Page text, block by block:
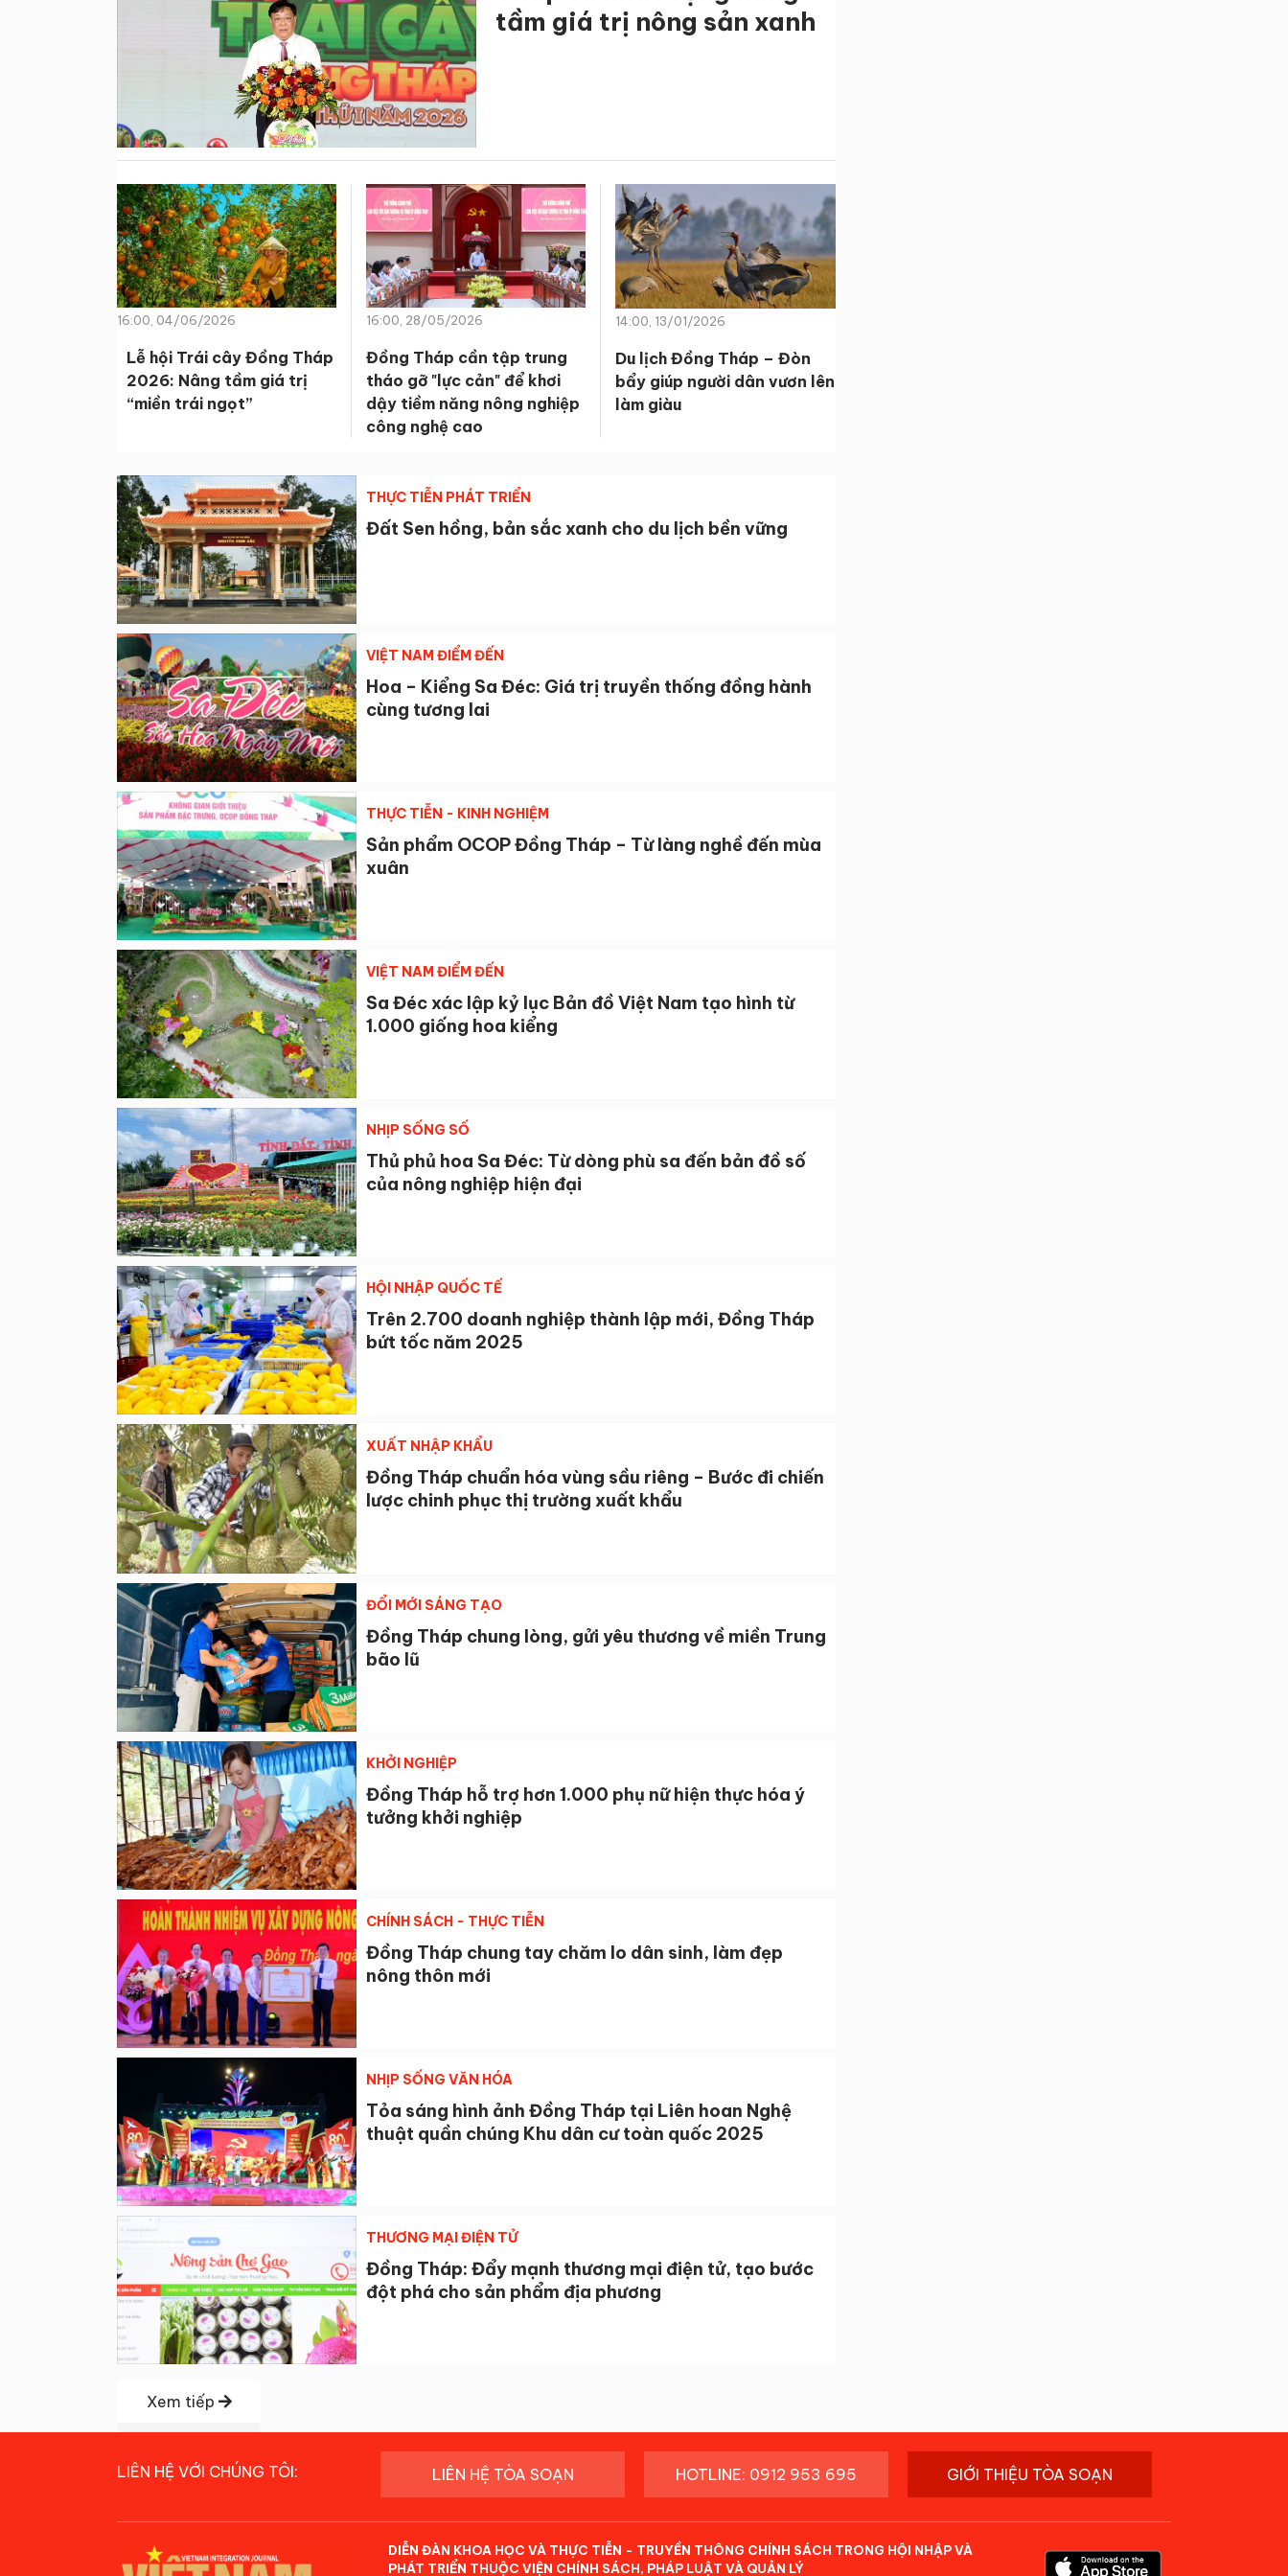
tầm giá trị nông sản xanh
16:00, 04/06/2026
Lễ hội Trái cây Đồng Tháp
2026: Nâng tầm giá trị
“miền trái ngọt”
16:00, 28/05/2026
Đồng Tháp cần tập trung
tháo gỡ "lực cản" để khơi
dậy tiềm năng nông nghiệp
công nghệ cao
14:00, 13/01/2026
Du lịch Đồng Tháp – Đòn
bẩy giúp người dân vươn lên
làm giàu
THỰC TIỄN PHÁT TRIỂN
Đất Sen hồng, bản sắc xanh cho du lịch bền vững
VIỆT NAM ĐIỂM ĐẾN
Hoa – Kiểng Sa Đéc: Giá trị truyền thống đồng hành
cùng tương lai
THỰC TIỄN - KINH NGHIỆM
Sản phẩm OCOP Đồng Tháp – Từ làng nghề đến mùa
xuân
VIỆT NAM ĐIỂM ĐẾN
Sa Đéc xác lập kỷ lục Bản đồ Việt Nam tạo hình từ
1.000 giống hoa kiểng
NHỊP SỐNG SỐ
Thủ phủ hoa Sa Đéc: Từ dòng phù sa đến bản đồ số
của nông nghiệp hiện đại
HỘI NHẬP QUỐC TẾ
Trên 2.700 doanh nghiệp thành lập mới, Đồng Tháp
bứt tốc năm 2025
XUẤT NHẬP KHẨU
Đồng Tháp chuẩn hóa vùng sầu riêng – Bước đi chiến
lược chinh phục thị trường xuất khẩu
ĐỔI MỚI SÁNG TẠO
Đồng Tháp chung lòng, gửi yêu thương về miền Trung
bão lũ
KHỞI NGHIỆP
Đồng Tháp hỗ trợ hơn 1.000 phụ nữ hiện thực hóa ý
tưởng khởi nghiệp
CHÍNH SÁCH - THỰC TIỄN
Đồng Tháp chung tay chăm lo dân sinh, làm đẹp
nông thôn mới
NHỊP SỐNG VĂN HÓA
Tỏa sáng hình ảnh Đồng Tháp tại Liên hoan Nghệ
thuật quần chúng Khu dân cư toàn quốc 2025
THƯƠNG MẠI ĐIỆN TỬ
Đồng Tháp: Đẩy mạnh thương mại điện tử, tạo bước
đột phá cho sản phẩm địa phương
Xem tiếp
LIÊN HỆ VỚI CHÚNG TÔI: LIÊN HỆ TÒA SOẠN HOTLINE: 0912 953 695 GIỚI THIỆU TÒA SOẠN
DIỄN ĐÀN KHOA HỌC VÀ THỰC TIỄN - TRUYỀN THÔNG CHÍNH SÁCH TRONG HỘI NHẬP VÀ
PHÁT TRIỂN THUỘC VIỆN CHÍNH SÁCH, PHÁP LUẬT VÀ QUẢN LÝ